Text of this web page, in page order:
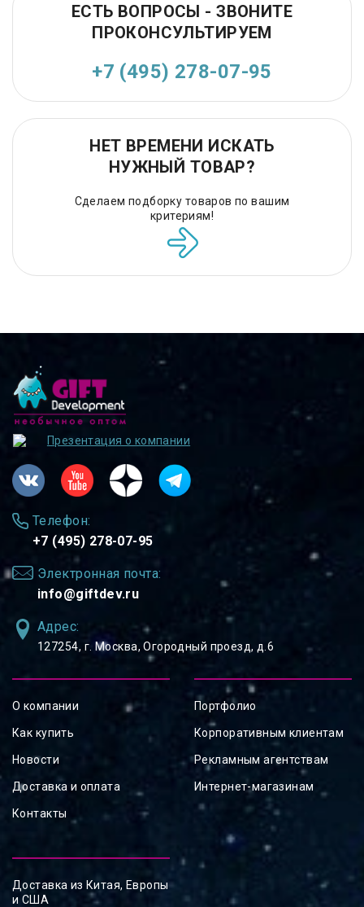
ЕСТЬ ВОПРОСЫ - ЗВОНИТЕ
ПРОКОНСУЛЬТИРУЕМ
+7 (495) 278-07-95
НЕТ ВРЕМЕНИ ИСКАТЬ
НУЖНЫЙ ТОВАР?
Сделаем подборку товаров по вашим
критериям!
Презентация о компании
Телефон:
+7 (495) 278-07-95
Электронная почта:
info@giftdev.ru
Адрес:
127254, ⁠г. Москва, Огородный проезд, д.6
О компании
Как купить
Новости
Доставка и оплата
Контакты
Портфолио
Корпоративным клиентам
Рекламным агентствам
Интернет-магазинам
Доставка из Китая, Европы
и США